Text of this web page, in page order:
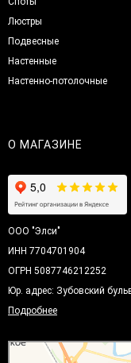
Люстры
Подвесные
Настенные
Настенно-потолочные
О МАГАЗИНЕ
ООО "Элси"
ИНН 7704701904
ОГРН 5087746212252
Юр. адрес: Зубовский
Подробнее